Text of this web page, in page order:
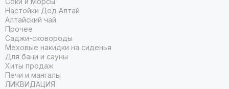
Настойки Дед Алтай
Алтайский чай
Прочее
Саджи-сковороды
Меховые накидки на сиденья
Для бани и сауны
Хиты продаж
Печи и мангалы
ЛИКВИДАЦИЯ